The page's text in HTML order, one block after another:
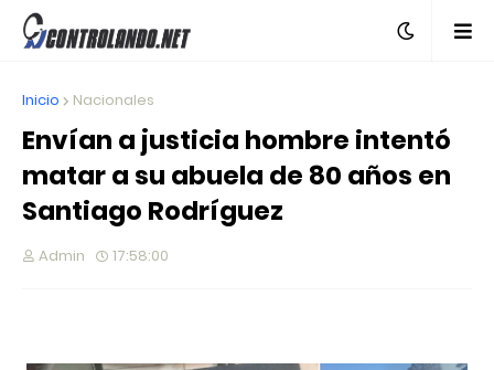
Inicio Nacionales
Envían a justicia hombre intentó
matar a su abuela de 80 años en
Santiago Rodríguez
Admin 17:58:00